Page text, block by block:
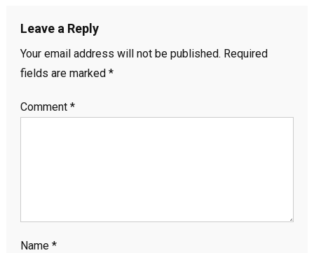
Leave a Reply
Your email address will not be published. Required
fields are marked *
Comment *
Name *